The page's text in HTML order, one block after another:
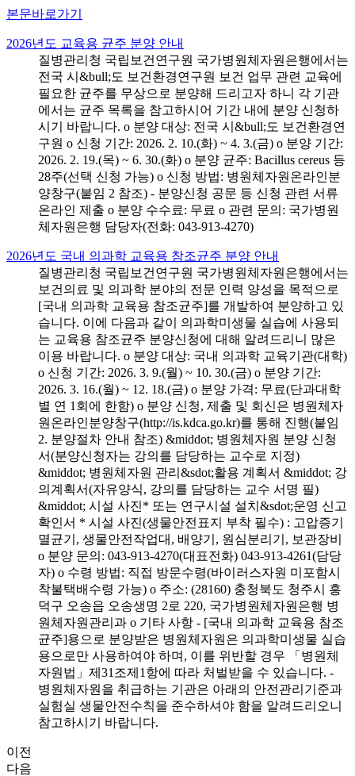
본문바로가기
2026년도 교육용 균주 분양 안내
질병관리청 국립보건연구원 국가병원체자원은행에서는
전국 시&bull;도 보건환경연구원 보건 업무 관련 교육에
필요한 균주를 무상으로 분양해 드리고자 하니 각 기관
에서는 균주 목록을 참고하시어 기간 내에 분양 신청하
시기 바랍니다. o 분양 대상: 전국 시&bull;도 보건환경연
구원 o 신청 기간: 2026. 2. 10.(화) ~ 4. 3.(금) o 분양 기간:
2026. 2. 19.(목) ~ 6. 30.(화) o 분양 균주: Bacillus cereus 등
28주(선택 신청 가능) o 신청 방법: 병원체자원온라인분
양창구(붙임 2 참조) - 분양신청 공문 등 신청 관련 서류
온라인 제출 o 분양 수수료: 무료 o 관련 문의: 국가병원
체자원은행 담당자(전화: 043-913-4270)
2026년도 국내 의과학 교육용 참조균주 분양 안내
질병관리청 국립보건연구원 국가병원체자원은행에서는
보건의료 및 의과학 분야의 전문 인력 양성을 목적으로
[국내 의과학 교육용 참조균주]를 개발하여 분양하고 있
습니다. 이에 다음과 같이 의과학미생물 실습에 사용되
는 교육용 참조균주 분양신청에 대해 알려드리니 많은
이용 바랍니다. o 분양 대상: 국내 의과학 교육기관(대학)
o 신청 기간: 2026. 3. 9.(월) ~ 10. 30.(금) o 분양 기간:
2026. 3. 16.(월) ~ 12. 18.(금) o 분양 가격: 무료(단과대학
별 연 1회에 한함) o 분양 신청, 제출 및 회신은 병원체자
원온라인분양창구(http://is.kdca.go.kr)를 통해 진행(붙임
2. 분양절차 안내 참조) &middot; 병원체자원 분양 신청
서(분양신청자는 강의를 담당하는 교수로 지정)
&middot; 병원체자원 관리&sdot;활용 계획서 &middot; 강
의계획서(자유양식, 강의를 담당하는 교수 서명 필)
&middot; 시설 사진* 또는 연구시설 설치&sdot;운영 신고
확인서 * 시설 사진(생물안전표지 부착 필수) : 고압증기
멸균기, 생물안전작업대, 배양기, 원심분리기, 보관장비
o 분양 문의: 043-913-4270(대표전화) 043-913-4261(담당
자) o 수령 방법: 직접 방문수령(바이러스자원 미포함시
착불택배수령 가능) o 주소: (28160) 충청북도 청주시 흥
덕구 오송읍 오송생명 2로 220, 국가병원체자원은행 병
원체자원관리과 o 기타 사항 - [국내 의과학 교육용 참조
균주]용으로 분양받은 병원체자원은 의과학미생물 실습
용으로만 사용하여야 하며, 이를 위반할 경우 「병원체
자원법」제31조제1항에 따라 처벌받을 수 있습니다. -
병원체자원을 취급하는 기관은 아래의 안전관리기준과
실험실 생물안전수칙을 준수하셔야 함을 알려드리오니
참고하시기 바랍니다.
이전
다음